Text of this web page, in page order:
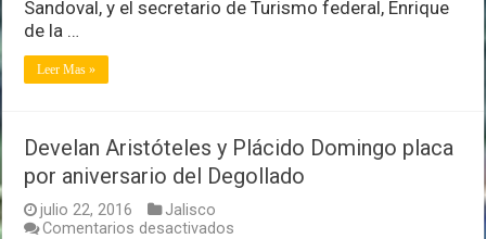
del
Sandoval, y el secretario de Turismo federal, Enrique
de la …
Leer Mas »
Develan Aristóteles y Plácido Domingo placa
por aniversario del Degollado
julio 22, 2016
Jalisco
Comentarios desactivados